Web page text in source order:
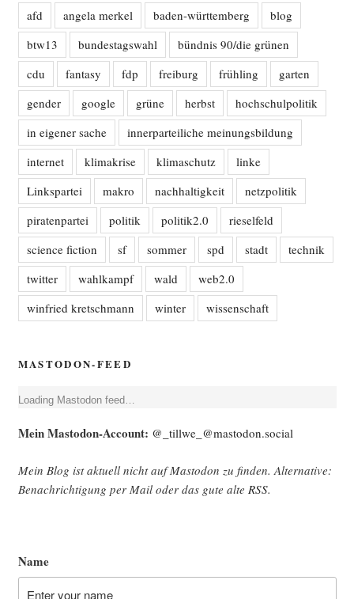
afd angela merkel baden-württemberg
blog
btw13
bundestagswahl
bündnis 90/die grünen
cdu
fantasy fdp freiburg frühling
garten
gender
google grüne herbst
hochschulpolitik
in eigener sache
innerparteiliche meinungsbildung
internet
klimakrise klimaschutz
linke
Linkspartei
makro nachhaltigkeit
netzpolitik
piratenpartei
politik politik2.0
rieselfeld
science fiction
sf sommer spd stadt
technik
twitter
wahlkampf wald
web2.0
winfried kretschmann
winter wissenschaft
MASTODON-FEED
Loa­ding Mast­o­don feed…
Mein Mast­o­don-Account: @_tillwe_@mastodon.social
Mein Blog ist aktu­ell nicht auf Mast­o­don zu fin­den. Alter­na­ti­ve:
Benach­rich­ti­gung per Mail oder das gute alte RSS.
Name